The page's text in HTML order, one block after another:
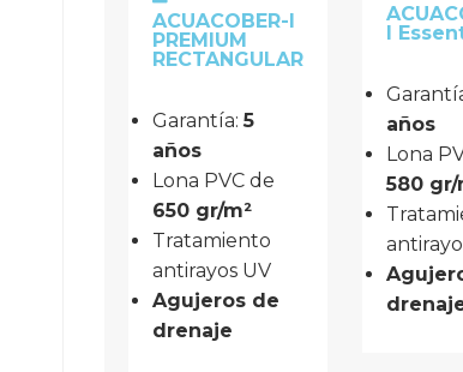
ACUACOBER-I
PREMIUM
RECTANGULAR
Garantía: 5
años
650 gr/m²
Tratamiento
antirayos UV
Agujeros de
drenaje
I
años
580 gr/